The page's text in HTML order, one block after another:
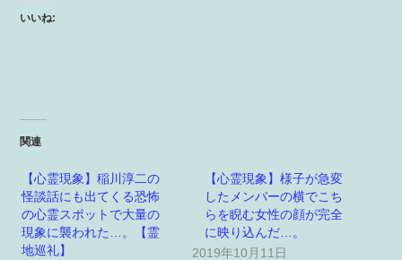
いいね:
関連
【心霊現象】稲川淳二の
怪談話にも出てくる恐怖
の心霊スポットで大量の
現象に襲われた…。【霊
地巡礼】
【心霊現象】様子が急変
したメンバーの横でこち
らを睨む女性の顔が完全
に映り込んだ…。
2019年10月11日